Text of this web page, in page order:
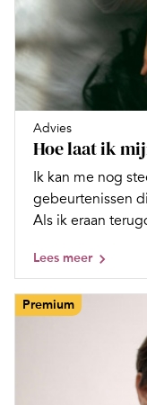
Advies
Hoe laat ik
Ik kan me nog
gebeurtenissen
Als ik eraan
Lees meer
Premium